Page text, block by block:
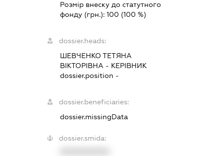
Розмір внеску до статутного
фонду (грн.): 100 (100 %)
dossier.heads:
ШЕВЧЕНКО ТЕТЯНА
ВІКТОРІВНА - КЕРІВНИК
dossier.position -
dossier.beneficiaries:
dossier.missingData
dossier.smida: